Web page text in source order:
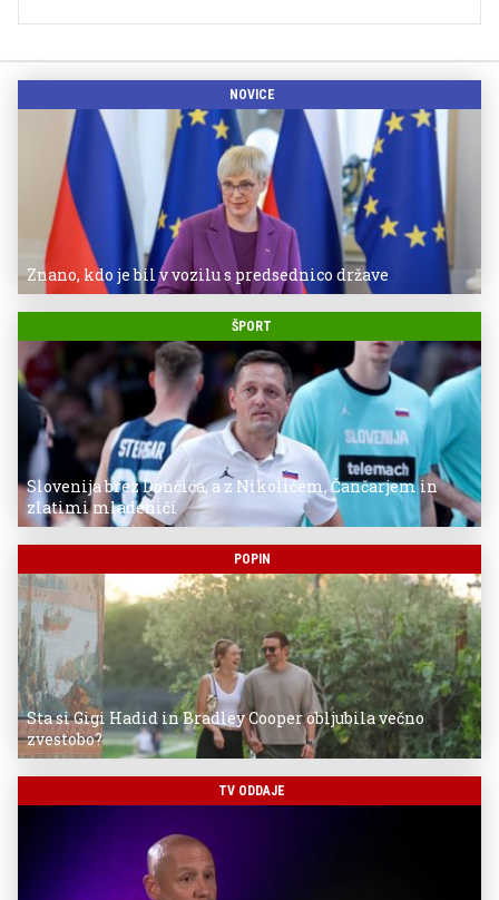
NOVICE
Znano, kdo je bil v vozilu s predsednico države
ŠPORT
Slovenija brez Dončića, a z Nikolićem, Čančarjem in
zlatimi mladeniči
POPIN
Sta si Gigi Hadid in Bradley Cooper obljubila večno
zvestobo?
TV ODDAJE